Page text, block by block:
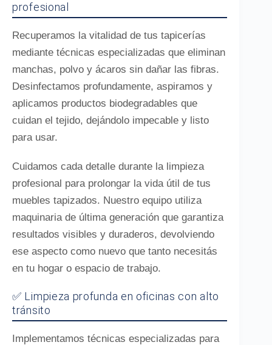
profesional
Recuperamos la vitalidad de tus tapicerías
mediante técnicas especializadas que eliminan
manchas, polvo y ácaros sin dañar las fibras.
Desinfectamos profundamente, aspiramos y
aplicamos productos biodegradables que
cuidan el tejido, dejándolo impecable y listo
para usar.
Cuidamos cada detalle durante la limpieza
profesional para prolongar la vida útil de tus
muebles tapizados. Nuestro equipo utiliza
maquinaria de última generación que garantiza
resultados visibles y duraderos, devolviendo
ese aspecto como nuevo que tanto necesitás
en tu hogar o espacio de trabajo.
✅ Limpieza profunda en oficinas con alto
tránsito
Implementamos técnicas especializadas para